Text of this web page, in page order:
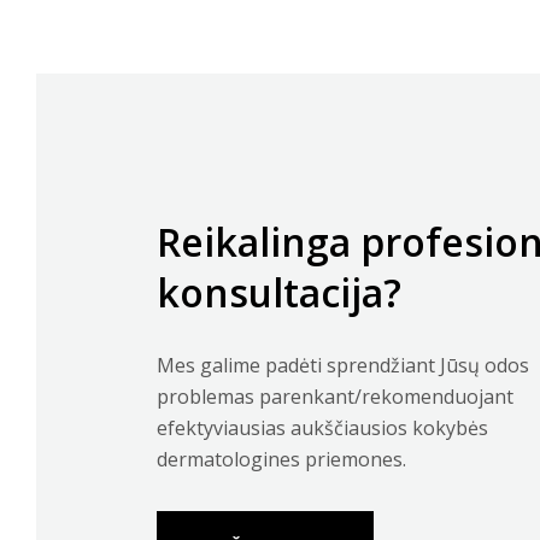
Reikalinga
konsultacija?
Mes galime padėti sprendžiant Jūsų odos
problemas parenkant/rekomenduojant
efektyviausias aukščiausios kokybės
dermatologines priemones.